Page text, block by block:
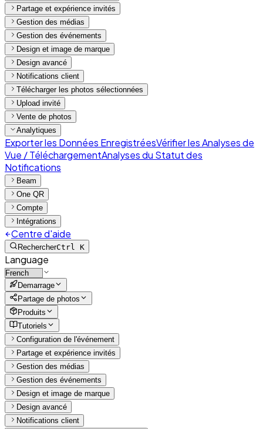
Partage et expérience invités
Gestion des médias
Gestion des événements
Design et image de marque
Design avancé
Notifications client
Télécharger les photos sélectionnées
Upload invité
Vente de photos
Analytiques
Exporter les Données EnregistréesVérifier les Analyses de
Vue / TéléchargementAnalyses du Statut des
Notifications
Beam
One QR
Compte
Intégrations
Centre d'aide
RechercherCtrl K
Language
Demarrage
Partage de photos
Produits
Tutoriels
Configuration de l'événement
Partage et expérience invités
Gestion des médias
Gestion des événements
Design et image de marque
Design avancé
Notifications client